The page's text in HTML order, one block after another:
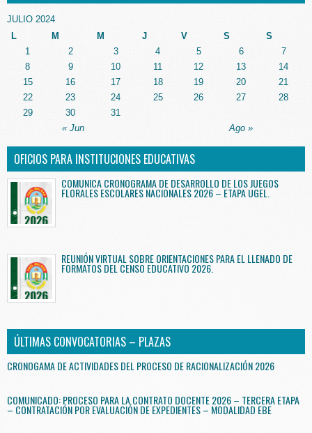
JULIO 2024
L
M M J V S S
« Jun Ago »
1 2 3 4 5 6
7
8
9 10 11 12 13
14
15
16 17 18 19 20
21
22
23 24 25 26 27
28
29
30 31
OFICIOS PARA INSTITUCIONES EDUCATIVAS
COMUNICA CRONOGRAMA DE DESARROLLO DE LOS JUEGOS
FLORALES ESCOLARES NACIONALES 2026 – ETAPA UGEL.
REUNIÓN VIRTUAL SOBRE ORIENTACIONES PARA EL LLENADO DE
FORMATOS DEL CENSO EDUCATIVO 2026.
ÚLTIMAS CONVOCATORIAS – PLAZAS
CRONOGAMA DE ACTIVIDADES DEL PROCESO DE RACIONALIZACIÓN 2026
COMUNICADO: PROCESO PARA LA CONTRATO DOCENTE 2026 – TERCERA ETAPA
– CONTRATACIÓN POR EVALUACIÓN DE EXPEDIENTES – MODALIDAD EBE